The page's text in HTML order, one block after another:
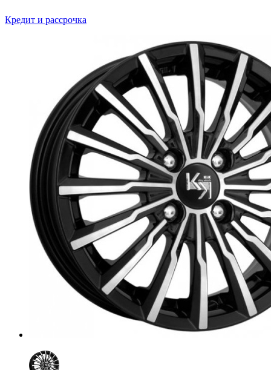
Кредит и рассрочка